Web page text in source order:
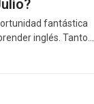
fantástica
inglés. Tanto…